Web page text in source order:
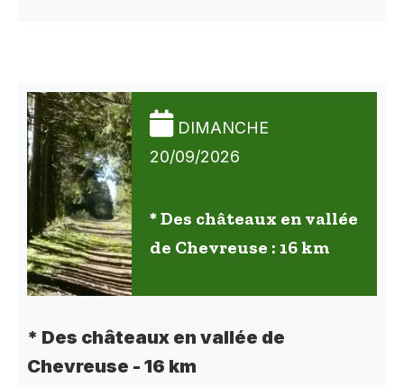
DIMANCHE
20/09/2026
* Des châteaux en vallée
de Chevreuse : 16 km
* Des châteaux en vallée de
Chevreuse - 16 km